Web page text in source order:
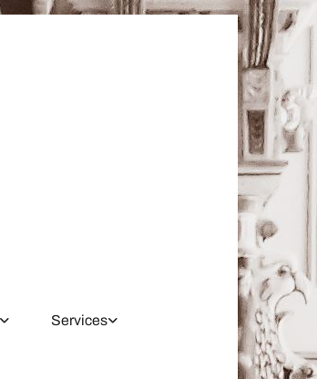
Services